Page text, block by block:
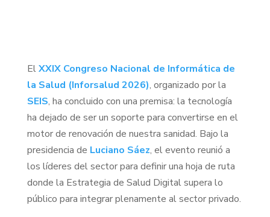
ElXXIX Congreso Nacional de Informática de
la Salud (Inforsalud 2026), organizado por la
SEIS, ha concluido con una premisa: la tecnología
ha dejado de ser un soporte para convertirse en el
motor de renovación de nuestra sanidad. Bajo la
presidencia de Luciano Sáez, el evento reunió a
los líderes del sector para definir una hoja de ruta
donde la Estrategia de Salud Digital supera lo
público para integrar plenamente al sector privado.